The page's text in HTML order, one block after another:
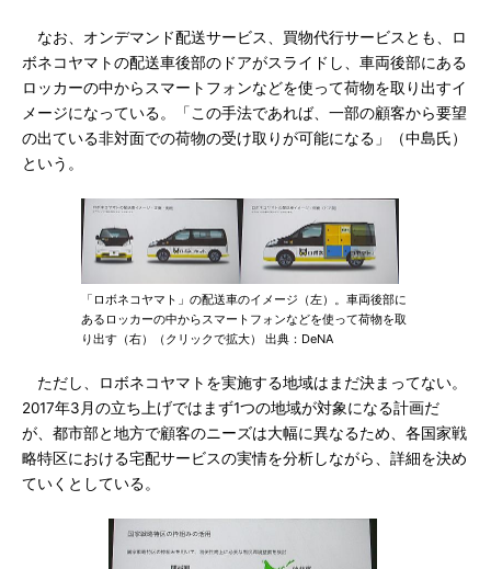
なお、オンデマンド配送サービス、買物代行サービスとも、ロ
ボネコヤマトの配送車後部のドアがスライドし、車両後部にある
ロッカーの中からスマートフォンなどを使って荷物を取り出すイ
メージになっている。「この手法であれば、一部の顧客から要望
の出ている非対面での荷物の受け取りが可能になる」（中島氏）
という。
「ロボネコヤマト」の配送車のイメージ（左）。車両後部に
あるロッカーの中からスマートフォンなどを使って荷物を取
り出す（右）（クリックで拡大） 出典：DeNA
ただし、ロボネコヤマトを実施する地域はまだ決まってない。
2017年3月の立ち上げではまず1つの地域が対象になる計画だ
が、都市部と地方で顧客のニーズは大幅に異なるため、各国家戦
略特区における宅配サービスの実情を分析しながら、詳細を決め
ていくとしている。